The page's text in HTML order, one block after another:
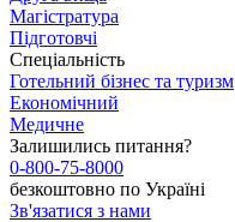
Магістратура
Підготовчі
Спеціальність
Готельний бізнес та туризм
Економічний
Медичне
Залишились питання?
0-800-75-8000
безкоштовно по Україні
Зв'язатися з нами